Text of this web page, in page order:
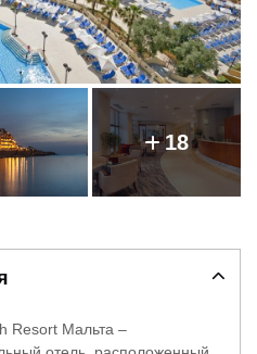
18
Resort Мальта –